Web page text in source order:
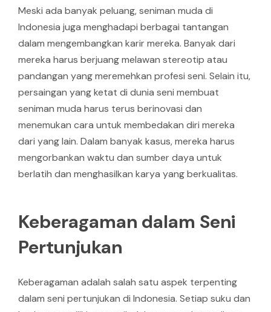
Meski ada banyak peluang, seniman muda di
Indonesia juga menghadapi berbagai tantangan
dalam mengembangkan karir mereka. Banyak dari
mereka harus berjuang melawan stereotip atau
pandangan yang meremehkan profesi seni. Selain itu,
persaingan yang ketat di dunia seni membuat
seniman muda harus terus berinovasi dan
menemukan cara untuk membedakan diri mereka
dari yang lain. Dalam banyak kasus, mereka harus
mengorbankan waktu dan sumber daya untuk
berlatih dan menghasilkan karya yang berkualitas.
Keberagaman dalam Seni
Pertunjukan
Keberagaman adalah salah satu aspek terpenting
dalam seni pertunjukan di Indonesia. Setiap suku dan